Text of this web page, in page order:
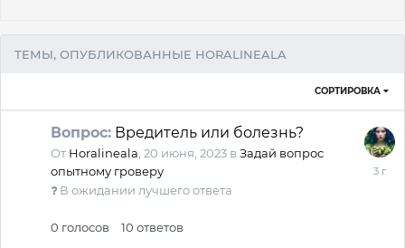
ТЕМЫ, ОПУБЛИКОВАННЫЕ HORALINEALA
СОРТИРОВКА
Вопрос: Вредитель или болезнь?
От Horalineala 20 июня, 2023 в Задай вопрос
опытному гроверу
В ожидании лучшего ответа
0 голосов 10 ответов
25